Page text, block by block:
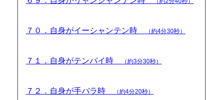
７０．自身がイーシャンテン時 （約4分30秒）
７１．自身がテンパイ時 （約3分30秒）
７２．自身が手バラ時 （約4分20秒）